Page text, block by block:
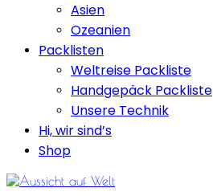
Asien
Ozeanien
Packlisten
Weltreise Packliste
Handgepäck Packliste
Unsere Technik
Hi, wir sind’s
Shop